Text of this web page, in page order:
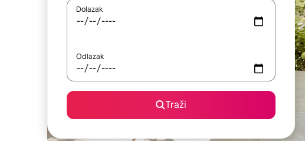
Dolazak
Odlazak
Traži